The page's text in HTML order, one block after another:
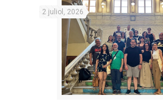
2 juliol, 2026